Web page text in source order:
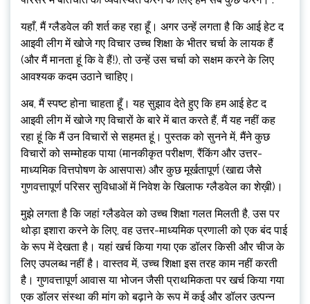
यहाँ, मैं ग्लैडवेल की शर्त कह रहा हूँ। अगर उन्हें लगता है कि आई हेट द
आइवी लीग में खोजे गए विचार उच्च शिक्षा के भीतर चर्चा के लायक हैं
(और मैं मानता हूं कि वे हैं!), तो उन्हें उस चर्चा को सक्षम करने के लिए
आवश्यक कदम उठाने चाहिए।
अब, मैं स्पष्ट होना चाहता हूँ। यह सुझाव देते हुए कि हम आई हेट द
आइवी लीग में खोजे गए विचारों के बारे में बात करते हैं, मैं यह नहीं कह
रहा हूं कि मैं उन विचारों से सहमत हूं। पुस्तक को सुनने में, मैंने कुछ
विचारों को सम्मोहक पाया (मानकीकृत परीक्षण, रैंकिंग और उत्तर-
माध्यमिक वित्तपोषण के आसपास) और कुछ मूर्खतापूर्ण (खाद्य जैसे
गुणवत्तापूर्ण परिसर सुविधाओं में निवेश के खिलाफ ग्लैडवेल का शेख़ी)।
मुझे लगता है कि जहां ग्लैडवेल को उच्च शिक्षा गलत मिलती है, उस पर
थोड़ा इशारा करने के लिए, वह उत्तर-माध्यमिक प्रणाली को एक बंद पाई
के रूप में देखता है। यहां खर्च किया गया एक डॉलर किसी और चीज के
लिए उपलब्ध नहीं है। वास्तव में, उच्च शिक्षा इस तरह काम नहीं करती
है। गुणवत्तापूर्ण आवास या भोजन जैसी प्राथमिकता पर खर्च किया गया
एक डॉलर संस्था की मांग को बढ़ाने के रूप में कई और डॉलर उत्पन्न